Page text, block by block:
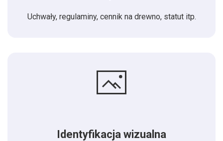
Uchwały, regulaminy, cennik na drewno, statut itp.
Identyfikacja wizualna